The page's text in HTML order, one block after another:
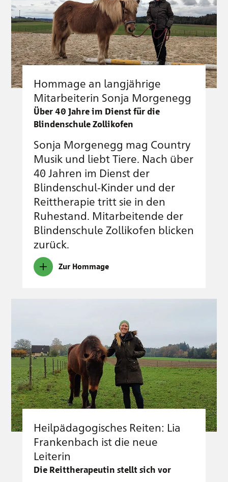
Hommage an langjährige
Mitarbeiterin Sonja Morgenegg
Über 40 Jahre im Dienst für die
Blindenschule Zollikofen
Sonja Morgenegg mag Country
Musik und liebt Tiere. Nach über
40 Jahren im Dienst der
Blindenschul-Kinder und der
Reittherapie tritt sie in den
Ruhestand. Mitarbeitende der
Blindenschule Zollikofen blicken
zurück.
Zur Hommage
Heilpädagogisches Reiten: Lia
Frankenbach ist die neue
Leiterin
Die Reittherapeutin stellt sich vor